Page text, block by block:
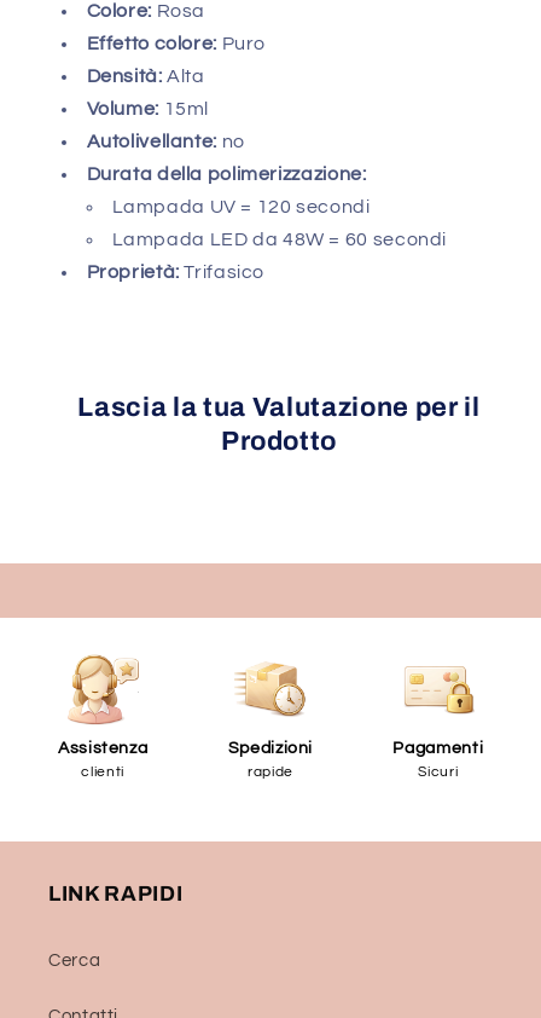
Colore: Rosa
Effetto colore: Puro
Densità: Alta
Volume: 15ml
Autolivellante: no
Durata della polimerizzazione:
Lampada UV = 120 secondi
Lampada LED da 48W = 60 secondi
Proprietà: Trifasico
Lascia la tua Valutazione per il
Prodotto
Assistenza
clienti
Spedizioni
rapide
Pagamenti
Sicuri
LINK RAPIDI
Cerca